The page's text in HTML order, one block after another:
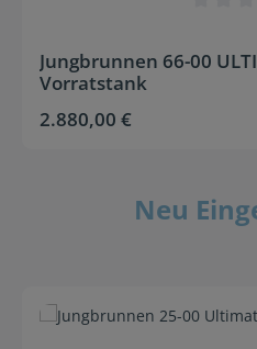
Jungbrunnen 66-00
Vorratstank
Regulärer Preis:
2.880,00 €
Neu